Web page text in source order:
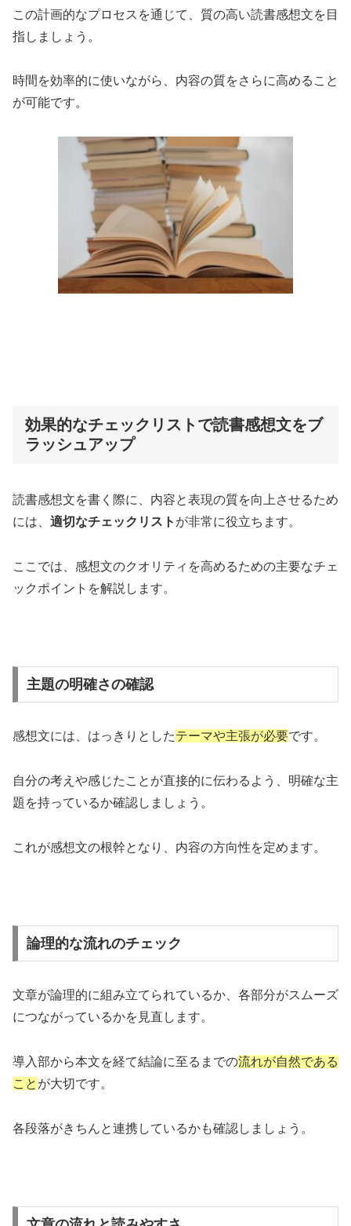
この計画的なプロセスを通じて、質の高い読書感想文を目
指しましょう。
時間を効率的に使いながら、内容の質をさらに高めること
が可能です。
効果的なチェックリストで読書感想文をブ
ラッシュアップ
読書感想文を書く際に、内容と表現の質を向上させるため
には、 適切なチェックリスト が非常に役立ちます。
ここでは、感想文のクオリティを高めるための主要なチェ
ックポイントを解説します。
主題の明確さの確認
感想文には、はっきりとしたテーマや主張が必要です。
自分の考えや感じたことが直接的に伝わるよう、明確な主
題を持っているか確認しましょう。
これが感想文の根幹となり、内容の方向性を定めます。
論理的な流れのチェック
文章が論理的に組み立てられているか、各部分がスムーズ
につながっているかを見直します。
導入部から本文を経て結論に至るまでの流れが自然である
こと が大切です。
各段落がきちんと連携しているかも確認しましょう。